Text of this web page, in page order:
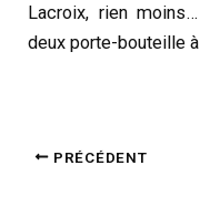
Lacroix, rien
deux porte-bouteille
PRÉCÉDENT